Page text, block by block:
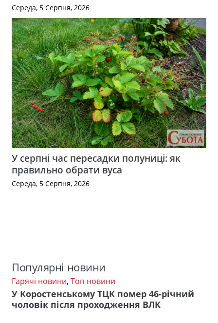
Середа, 5 Серпня, 2026
У серпні час пересадки полуниці: як
правильно обрати вуса
Середа, 5 Серпня, 2026
Популярні новини
Гарячі новини, Топ новини
У Коростенському ТЦК помер 46-річний
чоловік після проходження ВЛК